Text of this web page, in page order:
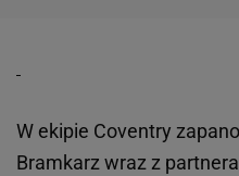
W ekipie Coventry
Bramkarz wraz z